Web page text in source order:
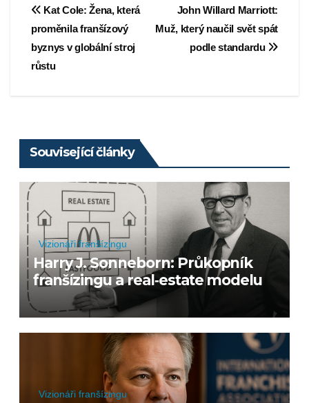
Navigace
pro
příspěvek
John Willard Marriott:
Muž, který naučil svět spát
podle standardu
Kat Cole: Žena, která
proměnila franšízový
byznys v globální stroj
růstu
Související články
Vizionáři franšízingu
Harry J. Sonneborn: Průkopník
franšízingu a real‑estate modelu
Vizionáři franšízingu